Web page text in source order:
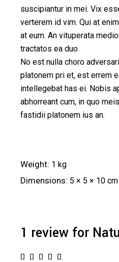
suscipiantur in mei. Vix
verterem id vim. Qui at
at eum. An vituperata
tractatos ea duo.
No est nulla choro
platonem pri et, est errem
intellegebat has ei. Nobis
abhorreant cum, in quo
fastidii platonem ius an.
Weight 1 kg
Dimensions 5 × 5 × 10 cm
1 review for